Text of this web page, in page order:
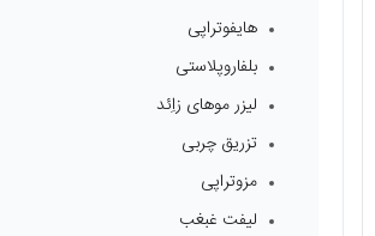
هایفوتراپی
بلفاروپلاستی
لیزر موهای زاِئد
تزریق چربی
مزوتراپی
لیفت غبغب